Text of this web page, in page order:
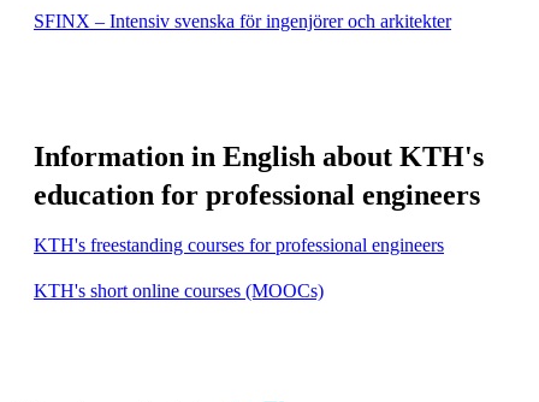
SFINX – Intensiv svenska för ingenjörer och arkitekter
Information in English about KTH's
education for professional engineers
KTH's freestanding courses for professional engineers
KTH's short online courses (MOOCs)